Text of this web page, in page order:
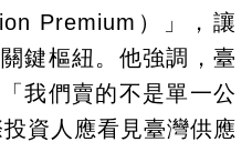
Premium）」，讓
鍵樞紐。他強調，臺
我們賣的不是單一公
資人應看見臺灣供應